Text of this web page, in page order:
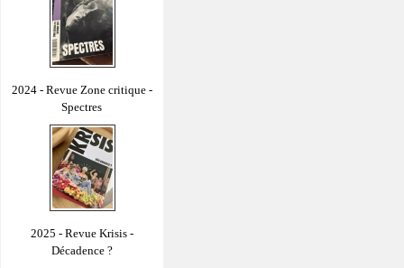
2024 - Revue Zone critique -
Spectres
2025 - Revue Krisis -
Décadence ?